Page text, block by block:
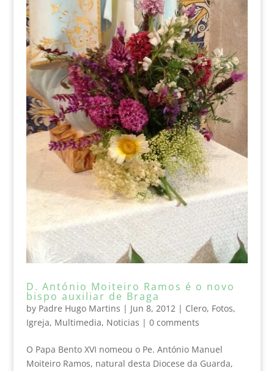
D. António Moiteiro Ramos é o novo
bispo auxiliar de Braga
by Padre Hugo Martins | Jun 8, 2012| Clero, Fotos,
Igreja, Multimedia, Noticias | 0 comments
O Papa Bento XVI nomeou o Pe. António Manuel
Moiteiro Ramos, natural desta Diocese da Guarda,